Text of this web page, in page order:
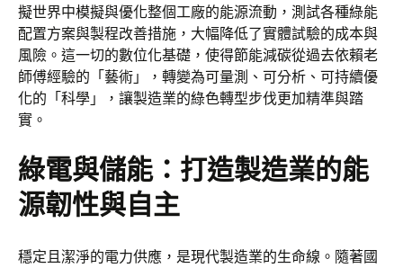
擬世界中模擬與優化整個工廠的能源流動，測試各種綠能
配置方案與製程改善措施，大幅降低了實體試驗的成本與
風險。這一切的數位化基礎，使得節能減碳從過去依賴老
師傅經驗的「藝術」，轉變為可量測、可分析、可持續優
化的「科學」，讓製造業的綠色轉型步伐更加精準與踏
實。
綠電與儲能：打造製造業的能
源韌性與自主
穩定且潔淨的電力供應，是現代製造業的生命線。隨著國